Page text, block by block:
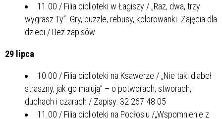
11.00 / Filia biblioteki w Łagiszy / „Raz, dwa, trzy
wygrasz Ty”. Gry, puzzle, rebusy, kolorowanki. Zajęcia dla
dzieci / Bez zapisów
29 lipca
10.00 / Filia biblioteki na Ksawerze / „Nie taki diabeł
straszny, jak go malują” – o potworach, stworach,
duchach i czarach / Zapisy: 32 267 48 05
11.00 / Filia biblioteki na Podłosiu /„Wspomnienie z